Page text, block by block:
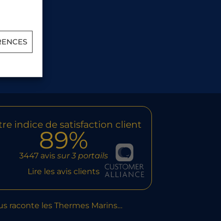
indice de satisfaction client
89%
3447 avis sur 3 portails
Lire les avis clients
raconte les Thermes Marins…